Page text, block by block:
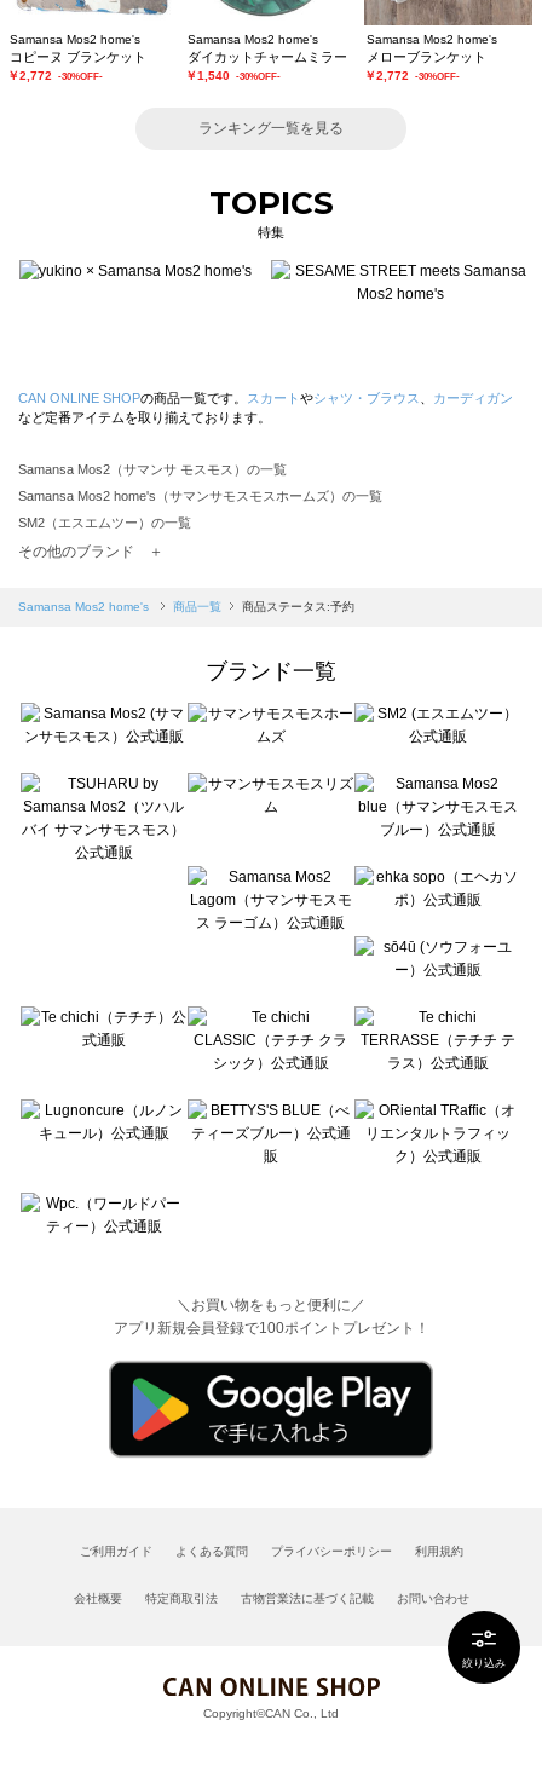
絞り込み
Samansa Mos2 home's
コピーヌ ブランケット
￥2,772 -30%OFF-
Samansa Mos2 home's
ダイカットチャームミラー
￥1,540 -30%OFF-
Samansa Mos2 home's
メローブランケット
￥2,772 -30%OFF-
ランキング一覧を見る
TOPICS
特集
CAN ONLINE SHOPの商品一覧です。 スカート やシャツ・ブラウス
カーディガン
など定番アイテムを取り揃えております。
Samansa Mos2（サマンサ モスモス）の一覧
Samansa Mos2 home's（サマンサモスモスホームズ）の一覧
SM2（エスエムツー）の一覧
TSUHARU by Samansa Mos2（ツハルバイサマンサモスモス）の一覧
Samansa Mos2 blue（サマンサモスモス ブルー）の一覧
Te chichi（テチチ）の一覧
Te chichi CLASSIC（テチチ クラシック）の一覧
Lugnoncure（ルノンキュール）の一覧
BETTY'S BLUE（べティーズブルー）の一覧
Wpc.（ワールドパーティー）の一覧
その他のブランド ＋
Samansa Mos2 home's 商品一覧 商品ステータス:予約
ブランド一覧
＼お買い物をもっと便利に／
アプリ新規会員登録で100ポイントプレゼント！
ご利用ガイド よくある質問 プライバシーポリシー 利用規約
会社概要 特定商取引法 古物営業法に基づく記載 お問い合わせ
Copyright©CAN Co., Ltd